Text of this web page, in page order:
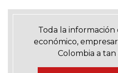
Toda la
económico,
Colombia a